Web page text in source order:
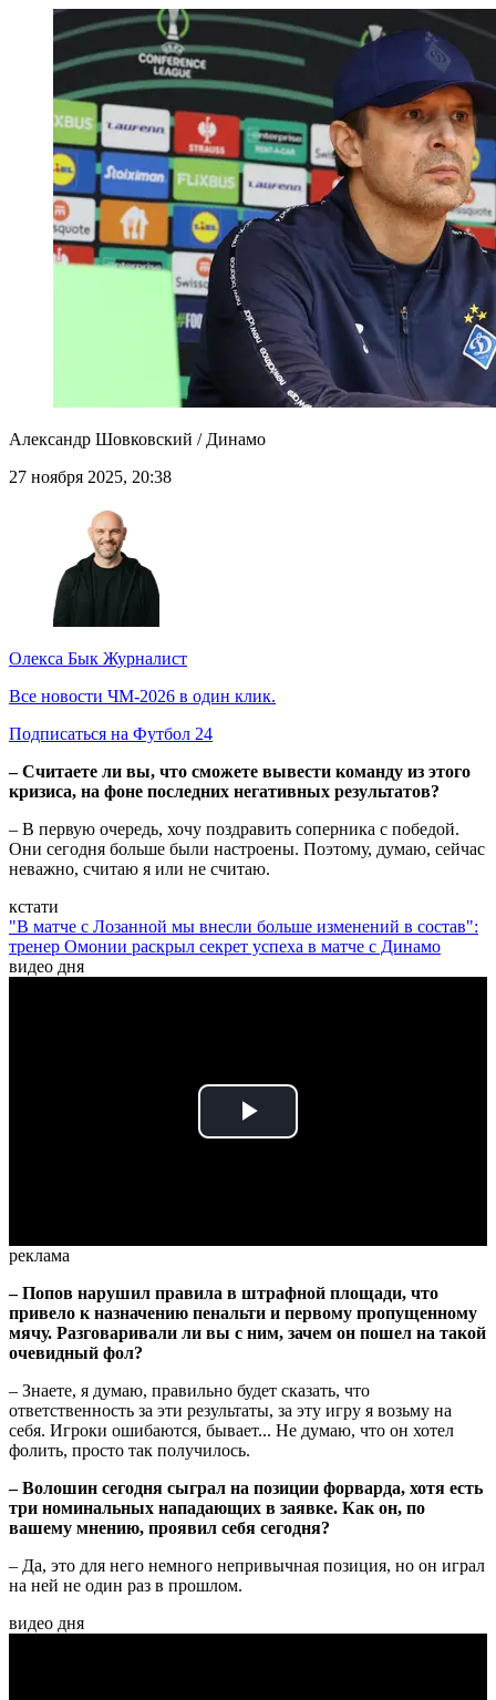
Александр Шовковский / Динамо
27 ноября 2025, 20:38
Олекса Бык Журналист
Все новости ЧМ-2026 в один клик.
Подписаться на Футбол 24
– Считаете ли вы, что сможете вывести команду из этого
кризиса, на фоне последних негативных результатов?
– В первую очередь, хочу поздравить соперника с победой.
Они сегодня больше были настроены. Поэтому, думаю, сейчас
неважно, считаю я или не считаю.
кстати
"В матче с Лозанной мы внесли больше изменений в состав":
тренер Омонии раскрыл секрет успеха в матче с Динамо
видео дня
Play
реклама
– Попов нарушил правила в штрафной площади, что
привело к назначению пенальти и первому пропущенному
мячу. Разговаривали ли вы с ним, зачем он пошел на такой
очевидный фол?
– Знаете, я думаю, правильно будет сказать, что
ответственность за эти результаты, за эту игру я возьму на
себя. Игроки ошибаются, бывает... Не думаю, что он хотел
фолить, просто так получилось.
– Волошин сегодня сыграл на позиции форварда, хотя есть
три номинальных нападающих в заявке. Как он, по
вашему мнению, проявил себя сегодня?
– Да, это для него немного непривычная позиция, но он играл
на ней не один раз в прошлом.
видео дня